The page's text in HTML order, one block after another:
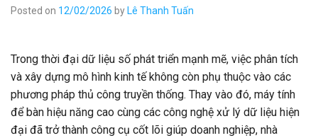
Posted on 12/02/2026 by Lê Thanh Tuấn
Trong thời đại dữ liệu số phát triển mạnh mẽ, việc phân tích
và xây dựng mô hình kinh tế không còn phụ thuộc vào các
phương pháp thủ công truyền thống. Thay vào đó, máy tính
để bàn hiệu năng cao cùng các công nghệ xử lý dữ liệu hiện
đại đã trở thành công cụ cốt lõi giúp doanh nghiệp, nhà